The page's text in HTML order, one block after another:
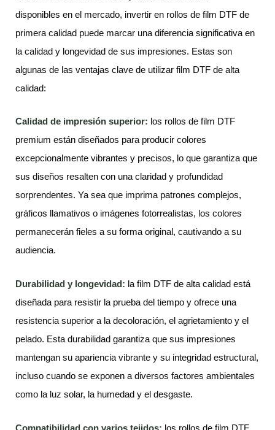
disponibles en el mercado, invertir en rollos de film DTF de
primera calidad puede marcar una diferencia significativa en
la calidad y longevidad de sus impresiones. Estas son
algunas de las ventajas clave de utilizar film DTF de alta
calidad:
Calidad de impresión superior: los rollos de film DTF
premium están diseñados para producir colores
excepcionalmente vibrantes y precisos, lo que garantiza que
sus diseños resalten con una claridad y profundidad
sorprendentes. Ya sea que imprima patrones complejos,
gráficos llamativos o imágenes fotorrealistas, los colores
permanecerán fieles a su forma original, cautivando a su
audiencia.
Durabilidad y longevidad: la film DTF de alta calidad está
diseñada para resistir la prueba del tiempo y ofrece una
resistencia superior a la decoloración, el agrietamiento y el
pelado. Esta durabilidad garantiza que sus impresiones
mantengan su apariencia vibrante y su integridad estructural,
incluso cuando se exponen a diversos factores ambientales
como la luz solar, la humedad y el desgaste.
Compatibilidad con varios tejidos: los rollos de film DTF